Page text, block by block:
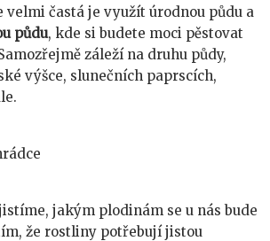
velmi častá je využít úrodnou půdu a
půdu, kde si budete moci pěstovat
záleží na druhu půdy,
výšce, slunečních paprscích,
jakým plodinám se u nás bude
že rostliny potřebují jistou